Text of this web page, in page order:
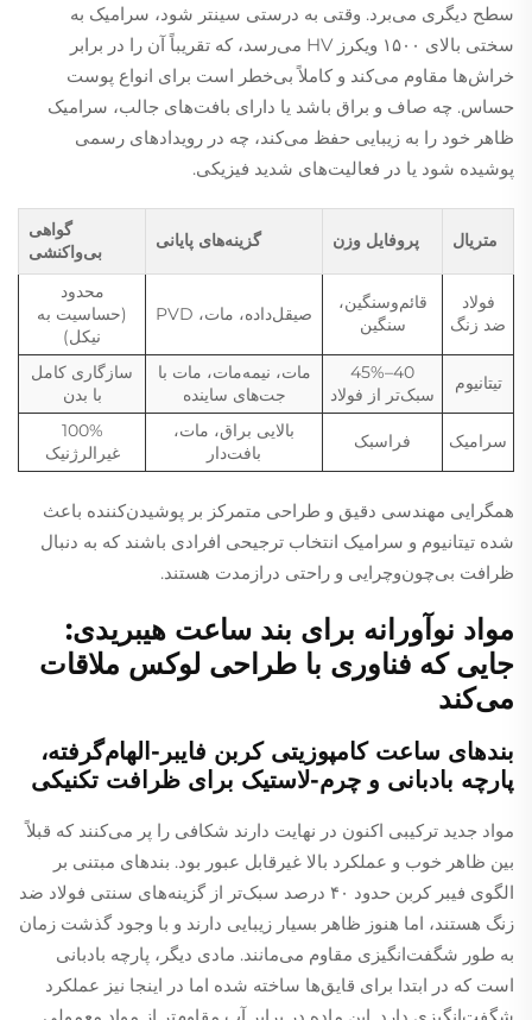
سطح دیگری می‌برد. وقتی به درستی سینتر شود، سرامیک به
سختی بالای ۱۵۰۰ ویکرز HV می‌رسد، که تقریباً آن را در برابر
خراش‌ها مقاوم می‌کند و کاملاً بی‌خطر است برای انواع پوست
حساس. چه صاف و براق باشد یا دارای بافت‌های جالب، سرامیک
ظاهر خود را به زیبایی حفظ می‌کند، چه در رویداد‌های رسمی
پوشیده شود یا در فعالیت‌های شدید فیزیکی.
متریال پروفایل وزن گزینه‌های پایانی
گواهی
بی‌واکنشی
فولاد
ضد زنگ
قائم‌و‌سنگین،
سنگین
صیقل‌داده، مات، PVD
محدود
(حساسیت به
نیکل)
تیتانیوم
40–45%
سبک‌تر از فولاد
مات، نیمه‌مات، مات با
جت‌های ساینده
سازگاری کامل
با بدن
سرامیک فرا‌سبک
بالایی براق، مات،
بافت‌دار
100%
غیرالرژنیک
همگرایی مهندسی دقیق و طراحی متمرکز بر پوشیدن‌کننده باعث
شده تیتانیوم و سرامیک انتخاب ترجیحی افرادی باشند که به دنبال
ظرافت بی‌چون‌وچرایی و راحتی درازمدت هستند.
مواد نوآورانه برای بند ساعت هیبریدی:
جایی که فناوری با طراحی لوکس ملاقات
می‌کند
بندهای ساعت کامپوزیتی کربن فایبر-الهام‌گرفته،
پارچه بادبانی و چرم-لاستیک برای ظرافت تکنیکی
مواد جدید ترکیبی اکنون در نهایت دارند شکافی را پر می‌کنند که قبلاً
بین ظاهر خوب و عملکرد بالا غیرقابل عبور بود. بند‌های مبتنی بر
الگوی فیبر کربن حدود ۴۰ درصد سبک‌تر از گزینه‌های سنتی فولاد ضد
زنگ هستند، اما هنوز ظاهر بسیار زیبایی دارند و با وجود گذشت زمان
به طور شگفت‌انگیزی مقاوم می‌مانند. مادی دیگر، پارچه بادبانی
است که در ابتدا برای قایق‌ها ساخته شده اما در اینجا نیز عملکرد